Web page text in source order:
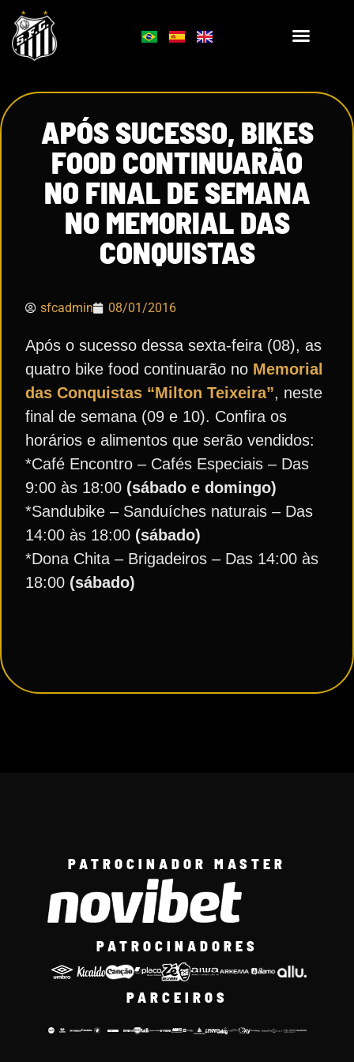
APÓS SUCESSO, BIKES
FOOD CONTINUARÃO
NO FINAL DE SEMANA
NO MEMORIAL DAS
CONQUISTAS
sfcadmin 08/01/2016
Após o sucesso dessa sexta-feira (08), as
quatro bike food continuarão no Memorial
das Conquistas “Milton Teixeira”, neste
final de semana (09 e 10). Confira os
horários e alimentos que serão vendidos:
*Café Encontro – Cafés Especiais – Das
9:00 às 18:00 (sábado e domingo)
*Sandubike – Sanduíches naturais – Das
14:00 às 18:00 (sábado)
*Dona Chita – Brigadeiros – Das 14:00 às
18:00 (sábado)
PATROCINADOR MASTER
PATROCINADORES
PARCEIROS